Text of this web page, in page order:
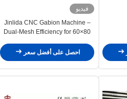
فيديو
Jinlida CNC Gabion Machine –
Dual-Mesh Efficiency for 60×80
احصل على أفضل سعر